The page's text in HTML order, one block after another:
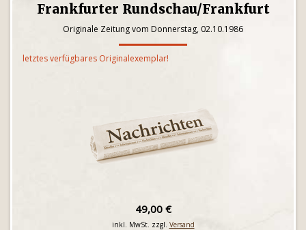
Frankfurter Rundschau/Frankfurt
Originale Zeitung vom Donnerstag, 02.10.1986
letztes verfügbares Originalexemplar!
49,00 €
inkl. MwSt. zzgl. Versand